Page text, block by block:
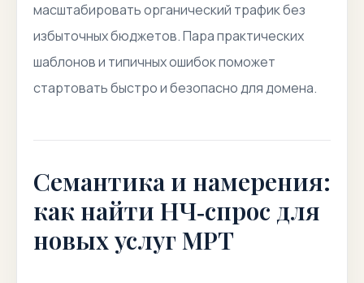
масштабировать органический трафик без
избыточных бюджетов. Пара практических
шаблонов и типичных ошибок поможет
стартовать быстро и безопасно для домена.
Семантика и намерения:
как найти НЧ‑спрос для
новых услуг МРТ